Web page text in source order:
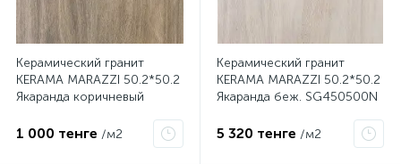
Керамический гранит
KERAMA MARAZZI 50.2*50.2
Якаранда коричневый
1 000 тенге /м2
Керамический гранит
KERAMA MARAZZI 50.2*50.2
Якаранда беж. SG450500N
5 320 тенге /м2